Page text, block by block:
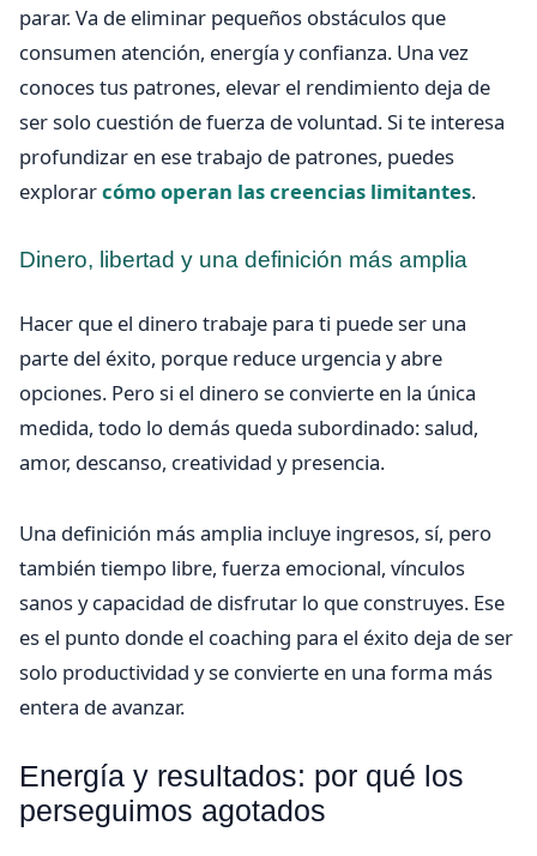
parar. Va de eliminar pequeños obstáculos que
consumen atención, energía y confianza. Una vez
conoces tus patrones, elevar el rendimiento deja de
ser solo cuestión de fuerza de voluntad. Si te interesa
profundizar en ese trabajo de patrones, puedes
explorarcómo operan las creencias limitantes.
Dinero, libertad y una definición más amplia
Hacer que el dinero trabaje para ti puede ser una
parte del éxito, porque reduce urgencia y abre
opciones. Pero si el dinero se convierte en la única
medida, todo lo demás queda subordinado: salud,
amor, descanso, creatividad y presencia.
Una definición más amplia incluye ingresos, sí, pero
también tiempo libre, fuerza emocional, vínculos
sanos y capacidad de disfrutar lo que construyes. Ese
es el punto donde el coaching para el éxito deja de ser
solo productividad y se convierte en una forma más
entera de avanzar.
Energía y resultados: por qué los
perseguimos agotados